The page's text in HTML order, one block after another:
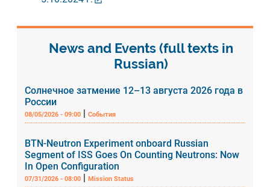
News and Events (full texts in
Russian)
Солнечное затмение 12–13 августа 2026 года в
России
08/05/2026 - 09:00 |События
BTN-Neutron Experiment onboard Russian
Segment of ISS Goes On Counting Neutrons: Now
In Open Configuration
07/31/2026 - 08:00 |Mission Status